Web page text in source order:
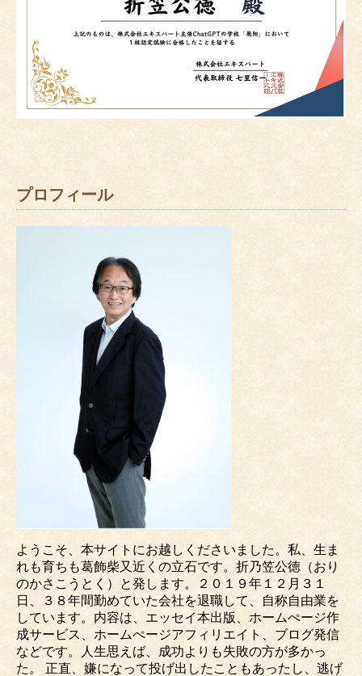
プロフィール
ようこそ、本サイトにお越しくださいました。私、生ま
れも育ちも葛飾柴又近くの立石です。折乃笠公徳（おり
のかさこうとく）と発します。２０１９年１２月３１
日、３８年間勤めていた会社を退職して、自称自由業を
しています。内容は、エッセイ本出版、ホームぺージ作
成サービス、ホームぺージアフィリエイト、ブログ発信
などです。人生思えば、成功よりも失敗の方が多かっ
た。 正直、嫌になって投げ出したこともあったし、逃げ